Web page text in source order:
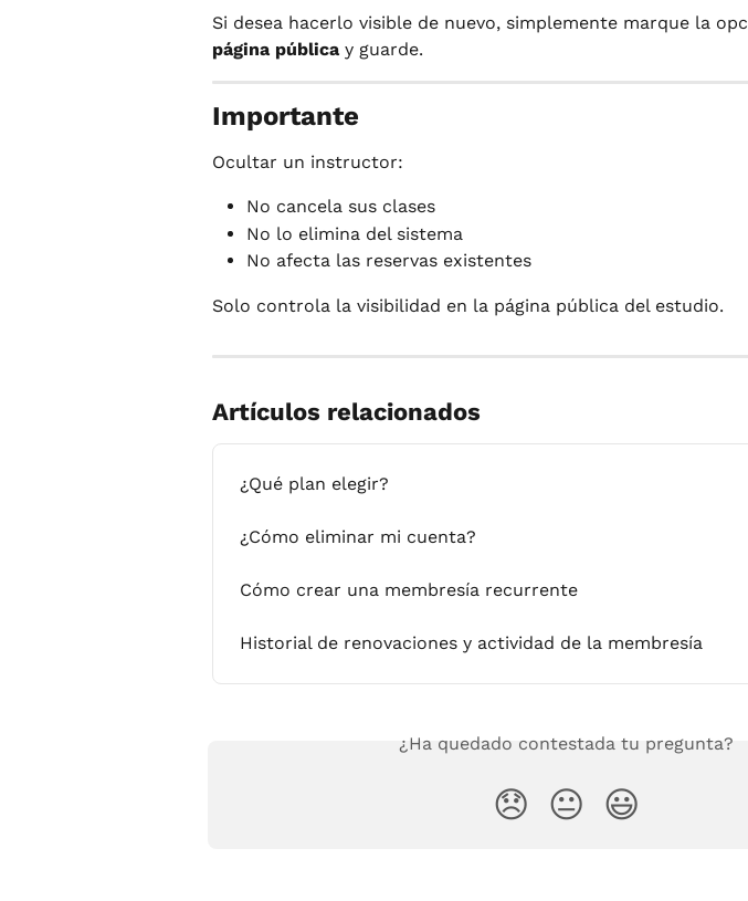
Si desea hacerlo visible de nuevo, simplemente marque la
página pública y guarde.
Importante
Ocultar un instructor:
No cancela sus clases
No lo elimina del sistema
No afecta las reservas existentes
Solo controla la visibilidad en la página pública del estudio.
Artículos relacionados
¿Qué plan elegir?
¿Cómo eliminar mi cuenta?
Cómo crear una membresía recurrente
Historial de renovaciones y actividad de la membresía
¿Ha quedado contestada tu pregunta?
😞 😐 😃